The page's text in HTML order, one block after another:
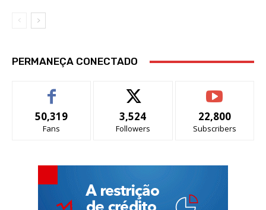
PERMANEÇA CONECTADO
50,319
Fans
3,524
Followers
22,800
Subscribers